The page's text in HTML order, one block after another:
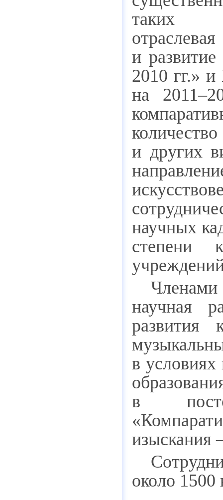
и
2010 гг.» и
на
и других
научных
степени
Членами
научная
развития
в условиях
в
изыскания
около 1500